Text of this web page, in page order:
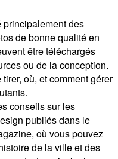
principalement des
de bonne qualité en
être téléchargés
ou de la conception.
où, et comment gérer
conseils sur les
publiés dans le
où vous pouvez
de la ville et des